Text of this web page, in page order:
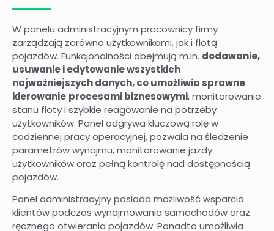
W panelu administracyjnym pracownicy firmy
zarządzają zarówno użytkownikami, jak i flotą
pojazdów. Funkcjonalności obejmują m.in. dodawanie,
usuwanie i edytowanie wszystkich
najważniejszych danych, co umożliwia sprawne
kierowanie procesami biznesowymi, monitorowanie
stanu floty i szybkie reagowanie na potrzeby
użytkowników. Panel odgrywa kluczową rolę w
codziennej pracy operacyjnej, pozwala na śledzenie
parametrów wynajmu, monitorowanie jazdy
użytkowników oraz pełną kontrolę nad dostępnością
pojazdów.
Panel administracyjny posiada możliwość wsparcia
klientów podczas wynajmowania samochodów oraz
ręcznego otwierania pojazdów. Ponadto umożliwia